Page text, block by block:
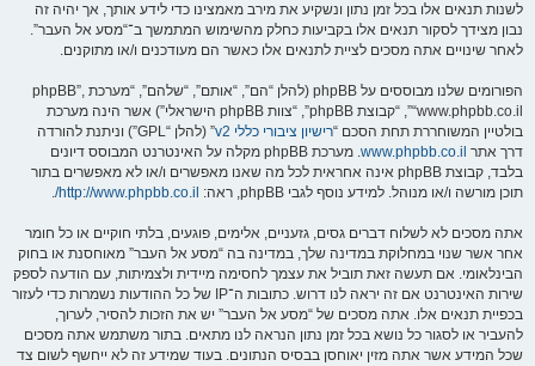
לשנות תנאים אלו בכל זמן נתון ונשקיע את מירב מאמצינו כדי לידע אותך, אך יהיה זה
נבון מצידך לסקור תנאים אלו בקביעות כחלק מהשימוש המתמשך ב־“מסע אל העבר”.
לאחר שינויים אתה מסכים לציית לתנאים אלו כאשר הם מעודכנים ו/או מתוקנים.
הפורומים שלנו מבוססים על phpBB (להלן “הם”, “אותם”, “שלהם”, “מערכת phpBB”,
“www.phpbb.co.il”, “קבוצת phpBB”, “צוות phpBB הישראלי”) אשר הינה מערכת
בולטיין המשוחררת תחת הסכם “רישיון ציבורי כללי v2
” (להלן “GPL”) וניתנת להורדה
דרך אתר www.phpbb.co.il
. מערכת phpBB מקלה על האינטרנט המבוסס דיונים
בלבד, קבוצת phpBB אינה אחראית לכל מה שאנו מאפשרים ו/או לא מאפשרים בתור
תוכן מורשה ו/או מנוהל. למידע נוסף לגבי phpBB, ראה:
http://www.phpbb.co.il/
.
אתה מסכים לא לשלוח דברים גסים, גזעניים, אלימים, פוגעים, בלתי חוקיים או כל חומר
אחר אשר שנוי במחלוקת במדינה שלך, במדינה בה “מסע אל העבר” מאוחסנת או בחוק
הבינלאומי. אם תעשה זאת תוביל את עצמך לחסימה מיידית ולצמיתות, עם הודעה לספק
שירות האינטרנט אם זה יראה לנו דרוש. כתובות ה־IP של כל ההודעות נשמרות כדי לעזור
בכפיית תנאים אלו. אתה מסכים של “מסע אל העבר” יש את הזכות להסיר, לערוך,
להעביר או לסגור כל נושא בכל זמן נתון הנראה לנו מתאים. בתור משתמש אתה מסכים
שכל המידע אשר אתה מזין יאוחסן בבסיס הנתונים. בעוד שמידע זה לא ייחשף לשום צד